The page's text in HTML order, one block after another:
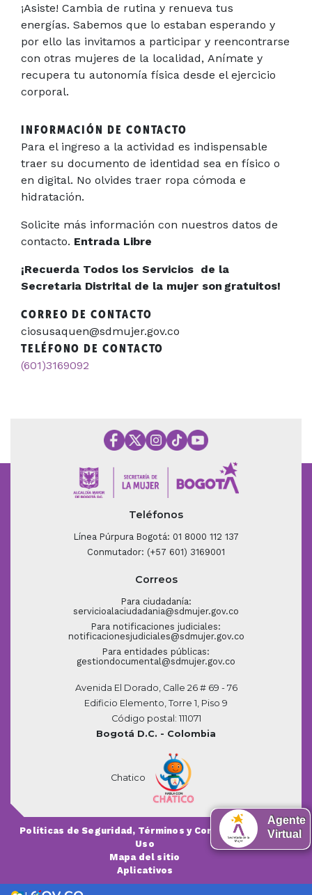
¡Asiste! Cambia de rutina y renueva tus
energías. Sabemos que lo estaban esperando y
por ello las invitamos a participar y reencontrarse
con otras mujeres de la localidad, Anímate y
recupera tu autonomía física desde el ejercicio
corporal.
INFORMACIÓN DE CONTACTO
Para el ingreso a la actividad es indispensable
traer su documento de identidad sea en físico o
en digital. No olvides traer ropa cómoda e
hidratación.
Solicite más información con nuestros datos de
contacto. Entrada Libre
¡Recuerda Todos los Servicios de la
Secretaria Distrital de la mujer son gratuitos!
CORREO DE CONTACTO
ciosusaquen@sdmujer.gov.co
TELÉFONO DE CONTACTO
(601)3169092
Teléfonos
Línea Púrpura Bogotá: 01 8000 112 137
Conmutador: (+57 601) 3169001
Correos
Para ciudadanía:
servicioalaciudadania@sdmujer.gov.co
Para notificaciones judiciales:
notificacionesjudiciales@sdmujer.gov.co
Para entidades públicas:
gestiondocumental@sdmujer.gov.co
Avenida El Dorado, Calle 26 # 69 - 76
Edificio Elemento, Torre 1, Piso 9
Código postal: 111071
Bogotá D.C. - Colombia
Chatico
Políticas de Seguridad, Términos y Condiciones de
Uso
Mapa del sitio
Aplicativos
Agente
Virtual